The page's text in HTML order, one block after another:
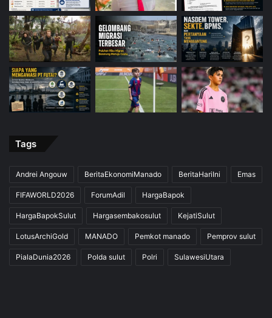
Tags
Andrei Angouw BeritaEkonomiManado BeritaHariIni Emas
FIFAWORLD2026 ForumAdil HargaBapok
HargaBapokSulut Hargasembakosulut KejatiSulut
LotusArchiGold MANADO Pemkot manado Pemprov sulut
PialaDunia2026 Polda sulut Polri SulawesiUtara